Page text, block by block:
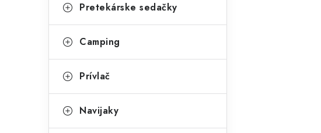
Pretekárske sedačky
Camping
Prívlač
Navijaky